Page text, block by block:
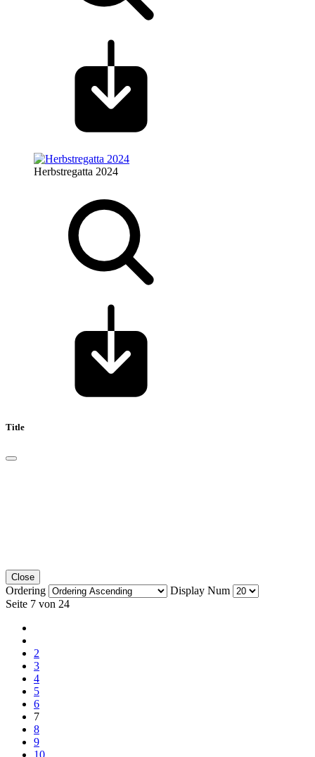
Herbstregatta 2024
Title
Close
Ordering
Display Num
Seite 7 von 24
2
3
4
5
6
7
8
9